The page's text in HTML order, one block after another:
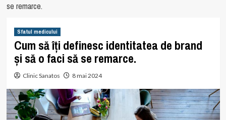
se remarce.
Sfatul medicului
Cum să îți definesc identitatea de brand
și să o faci să se remarce.
Clinic Sanatos 8 mai 2024